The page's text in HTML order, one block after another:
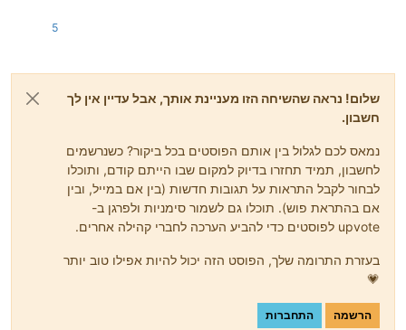
5
שלום! נראה שהשיחה הזו מעניינת אותך, אבל עדיין אין לך
חשבון.
נמאס לכם לגלול בין אותם הפוסטים בכל ביקור? כשנרשמים
לחשבון, תמיד תחזרו בדיוק למקום שבו הייתם קודם, ותוכלו
לבחור לקבל התראות על תגובות חדשות (בין אם במייל, ובין
אם בהתראת פוש). תוכלו גם לשמור סימניות ולפרגן ב-
upvote לפוסטים כדי להביע הערכה לחברי קהילה אחרים.
בעזרת התרומה שלך, הפוסט הזה יכול להיות אפילו טוב יותר
💗
הרשמה התחברות